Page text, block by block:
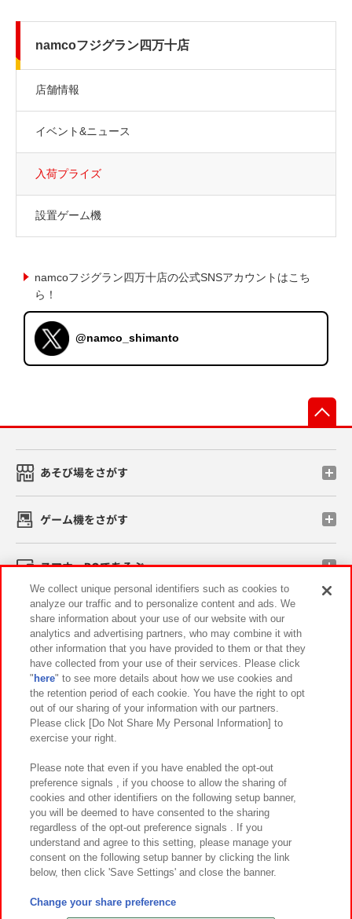
namcoフジグラン四万十店
店舗情報
イベント&ニュース
入荷プライズ
設置ゲーム機
namcoフジグラン四万十店の公式SNSアカウントはこち
ら！
@namco_shimanto
あそび場をさがす
ゲーム機をさがす
スマホ・PCであそぶ
イベント・キャンペーン
関連会社 サステナビリティ サイトポリシー
プライバシーポリシー ウェブアクセシビリティ方針と検証結果
お取引先さまとともに
カスタマーハラスメント対応方針 よくあるご質問・お問い合わせ
©Bandai Namco Amusement Inc.
©Bandai Namco Amusement Lab Inc.
We collect unique personal identifiers such as cookies to
analyze our traffic and to personalize content and ads. We
share information about your use of our website with our
analytics and advertising partners, who may combine it with
other information that you have provided to them or that they
have collected from your use of their services. Please click
" here" to see more details about how we use cookies and
the retention period of each cookie. You have the right to opt
out of our sharing of your information with our partners.
Please click [Do Not Share My Personal Information] to
exercise your right.
Please note that even if you have enabled the opt-out
preference signals , if you choose to allow the sharing of
cookies and other identifiers on the following setup banner,
you will be deemed to have consented to the sharing
regardless of the opt-out preference signals . If you
understand and agree to this setting, please manage your
consent on the following setup banner by clicking the link
below, then click 'Save Settings' and close the banner.
Change your share preference